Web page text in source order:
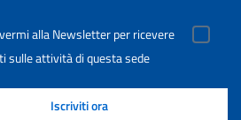
alla Newsletter per ricevere
sulle attività di questa sede